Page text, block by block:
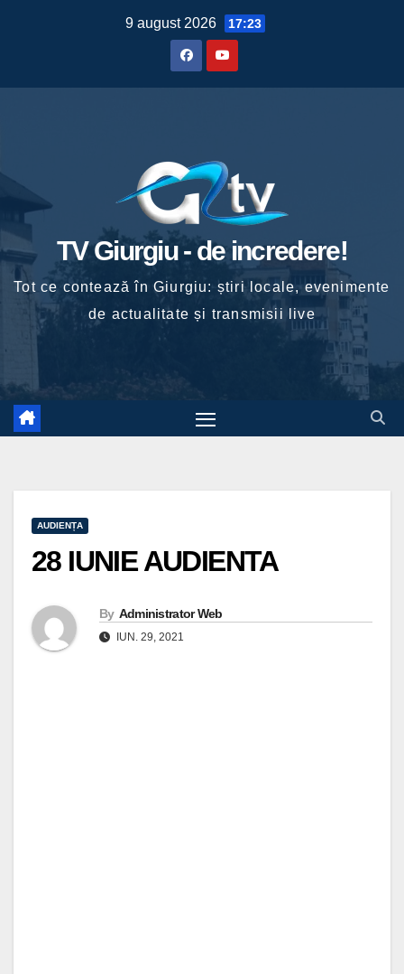
9 august 2026 17:23
TV Giurgiu - de incredere!
Tot ce contează în Giurgiu: știri locale, evenimente
de actualitate și transmisii live
AUDIENȚA
28 IUNIE AUDIENTA
By Administrator Web
IUN. 29, 2021